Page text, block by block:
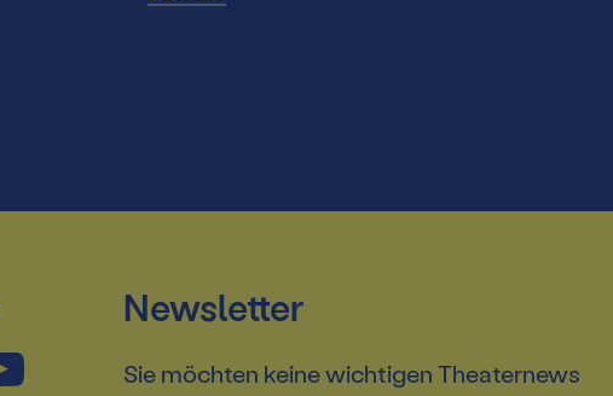
Newsletter
Sie möchten keine wichtigen Theaternews